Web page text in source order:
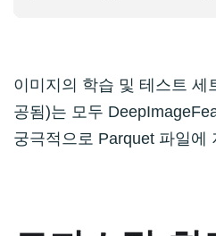
이미지의 학습 및 테스트 세
공됨)는 모두
궁극적으로 Parquet 파일에